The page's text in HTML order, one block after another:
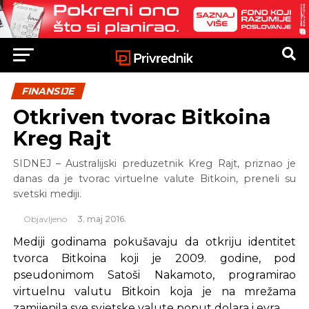
FINANSIJE
Otkriven tvorac Bitkoina
Kreg Rajt
SIDNEJ – Australijski preduzetnik Kreg Rajt, priznao je
danas da je tvorac virtuelne valute Bitkoin, preneli su
svetski mediji.
Objavljeno 3. maj 2016.
Mediji godinama pokušavaju da otkriju identitet
tvorca Bitkoina koji je 2009. godine, pod
pseudonimom Satoši Nakamoto, programirao
virtuelnu valutu Bitkoin koja je na mrežama